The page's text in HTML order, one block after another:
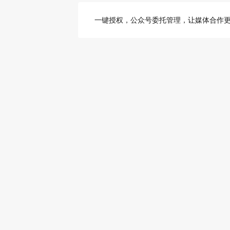
一键授权，公众号委托管理，让媒体合作